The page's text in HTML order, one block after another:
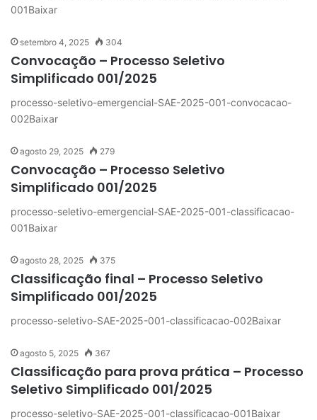
001Baixar
setembro 4, 2025 304
Convocação – Processo Seletivo
Simplificado 001/2025
processo-seletivo-emergencial-SAE-2025-001-convocacao-
002Baixar
agosto 29, 2025 279
Convocação – Processo Seletivo
Simplificado 001/2025
processo-seletivo-emergencial-SAE-2025-001-classificacao-
001Baixar
agosto 28, 2025 375
Classificação final – Processo Seletivo
Simplificado 001/2025
processo-seletivo-SAE-2025-001-classificacao-002Baixar
agosto 5, 2025 367
Classificação para prova prática – Processo
Seletivo Simplificado 001/2025
processo-seletivo-SAE-2025-001-classificacao-001Baixar